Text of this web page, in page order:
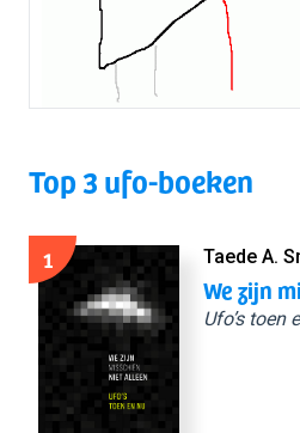
Top 3 ufo-boeken
1 Taede A.
We zijn
Ufo’s toen